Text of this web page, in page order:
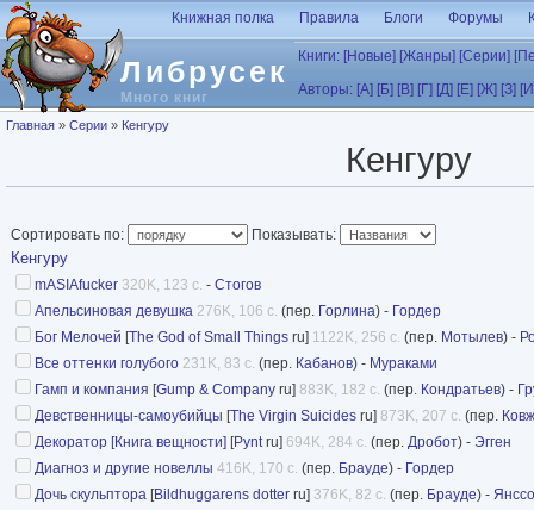
Перейти к основному содержанию
Либрусек
Много книг
Книжная полка Правила Блоги Форумы
Книги: [Новые] [Жанры] [Серии]
Авторы: [А] [Б] [В] [Г] [Д] [Е] [Ж] [З]
Вы здесь
Главная » Серии » Кенгуру
Кенгуру
Сортировать по: Показывать:
Кенгуру
mASIAfucker 320K, 123 с. - Стогов
Апельсиновая девушка 276K, 106 с. (пер. Горлина) - Гордер
Бог Мелочей [The God of Small Things ru] 1122K, 256 с. (пер. Мотылев) -
Все оттенки голубого 231K, 83 с. (пер. Кабанов) - Мураками
Гамп и компания [Gump & Company ru] 883K, 182 с. (пер. Кондратьев) -
Девственницы-самоубийцы [The Virgin Suicides ru] 873K, 207 с. (пер.
Декоратор [Книга вещности] [Pyntru] 694K, 284 с. (пер. Дробот) - Эгген
Диагноз и другие новеллы 416K, 170 с. (пер. Брауде) - Гордер
Дочь скульптора [Bildhuggarens dotter ru] 376K, 82 с. (пер. Брауде) -